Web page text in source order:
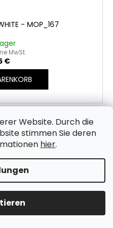
Website. Durch die
stimmen Sie deren
hier.
- MOP_167
MwSt.
€